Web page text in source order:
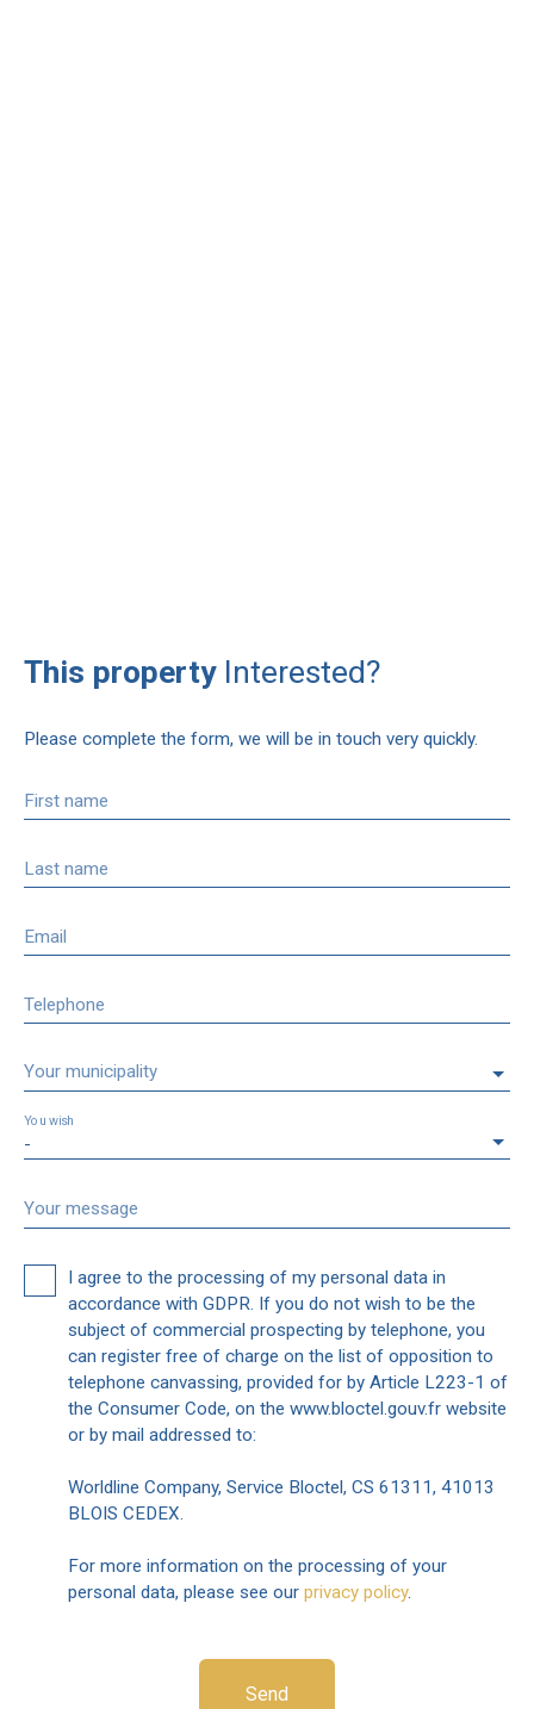
This property Interested?
Please complete the form, we will be in touch very quickly.
First name
Last name
Email
Telephone
Your municipality
-
You wish
Your message
I agree to the processing of my personal data in
accordance with GDPR. If you do not wish to be the
subject of commercial prospecting by telephone, you
can register free of charge on the list of opposition to
telephone canvassing, provided for by Article L223-1 of
the Consumer Code, on the www.bloctel.gouv.fr website
or by mail addressed to:
Worldline Company, Service Bloctel, CS 61311, 41013
BLOIS CEDEX.
For more information on the processing of your
personal data, please see our privacy policy.
Send